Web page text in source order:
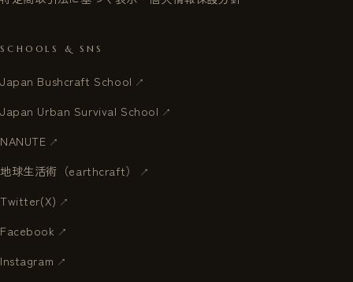
SCHOOLS & SNS
Japan Bushcraft School
Japan Urban Survival School
NANUTE
地球生活術（earthcraft）
Twitter(X)
Facebook
Instagram